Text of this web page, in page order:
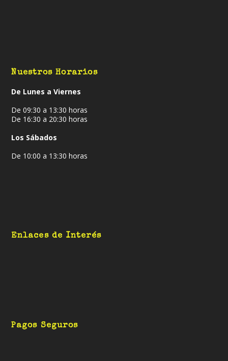
Nuestros Horarios
De Lunes a Viernes
De 09:30 a 13:30 horas
De 16:30 a 20:30 horas
Los Sábados
De 10:00 a 13:30 horas
Enlaces de Interés
Pagos Seguros